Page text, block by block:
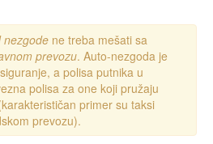
nezgode ne treba mešati sa
prevozu. Auto-nezgoda je
a polisa putnika u
polisa za one koji pružaju
primer su taksi
prevozu).